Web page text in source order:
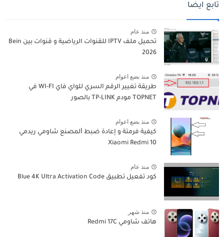
تابع ايضا
منذ عام
تحميل ملف IPTV للقنوات الرياضية و قنوات بين Bein
2026
منذ بضع اعوام
طريقة تغيير الرقم السري للواي فاي WI-FI في
TOPNET مودم TP-LINK بالصور
منذ بضع اعوام
كيفية فرمتة و إعادة ﺿﺒﻂ ﺍﻟﻤﺼﻨﻊ شاومي ريدمي
Xiaomi Redmi 10
منذ عام
كود تفعيل تطبيق Blue 4K Ultra Activation Code
منذ شهر
هاتف شاومي Redmi 17C